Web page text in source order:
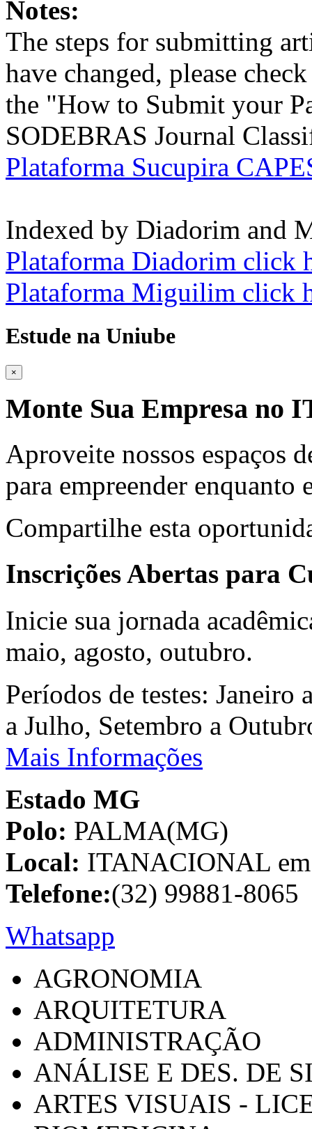
Notes:
The steps for submitting
have changed, please
the "How to Submit your
SODEBRAS Journal
Plataforma Sucupira
Indexed by Diadorim and
Plataforma Diadorim click
Plataforma Miguilim click
Estude na Uniube
×
Monte Sua Empresa no
Aproveite nossos espaços
para empreender enquanto
Compartilhe esta
Inscrições Abertas para
Inicie sua jornada
maio, agosto, outubro.
Períodos de testes:
a Julho, Setembro a
Mais Informações
Estado MG
Polo: PALMA(MG)
Local: ITANACIONAL
Telefone:(32) 99881-8065
Whatsapp
AGRONOMIA
ARQUITETURA
ADMINISTRAÇÃO
ANÁLISE E DES. DE
ARTES VISUAIS -